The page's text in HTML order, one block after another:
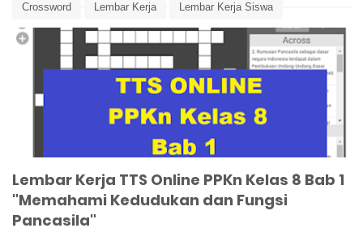
Crossword Lembar Kerja Lembar Kerja Siswa
Media Pembelajaran Pancasila PPKn PPKn Kelas 8
PPKn Kelas 8 Bab 1 TTS
Lembar Kerja TTS Online PPKn Kelas 8 Bab 1
"Memahami Kedudukan dan Fungsi
Pancasila"